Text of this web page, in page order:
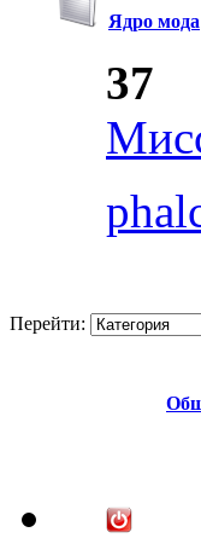
Ядро мода
37
Перейти: